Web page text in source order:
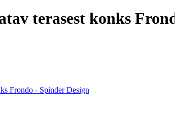
terasest konks
Frondo - Spinder Design